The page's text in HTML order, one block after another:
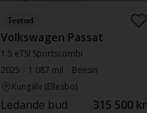
Testad
Volkswagen Passat
1.5 eTSI Sportscombi
2025
1 087 mil
Bensin
Kungälv (Ellesbo)
Ledande bud 315 500 kr